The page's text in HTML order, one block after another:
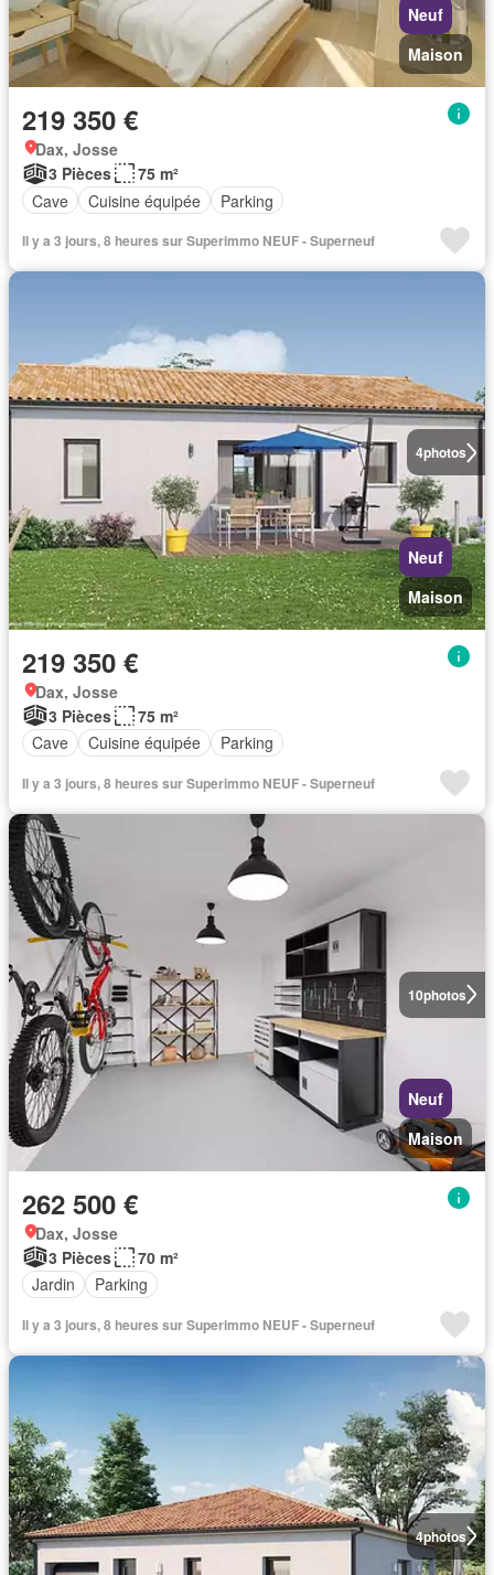
Neuf
Maison
219 350 €
Dax, Josse
3 Pièces
75 m²
Cave
Cuisine équipée Parking
Il y a 3 jours, 8 heures sur Superimmo NEUF - Superneuf
4photos
Neuf
Maison
219 350 €
Dax, Josse
3 Pièces
75 m²
Cave
Cuisine équipée Parking
Il y a 3 jours, 8 heures sur Superimmo NEUF - Superneuf
10photos
Neuf
Maison
262 500 €
Dax, Josse
3 Pièces
70 m²
Jardin
Parking
Il y a 3 jours, 8 heures sur Superimmo NEUF - Superneuf
4photos